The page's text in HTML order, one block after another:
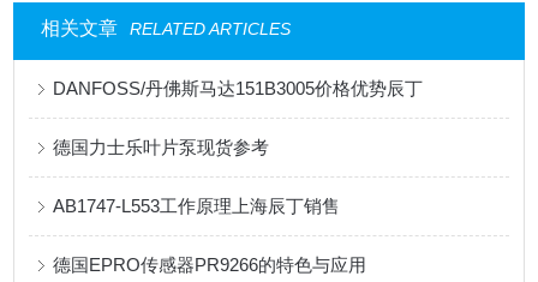
相关文章 RELATED ARTICLES
DANFOSS/丹佛斯马达151B3005价格优势辰丁
德国力士乐叶片泵现货参考
AB1747-L553工作原理上海辰丁销售
德国EPRO传感器PR9266的特色与应用